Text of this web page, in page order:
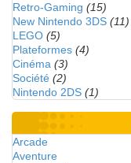
Retro-Gaming (15)
New Nintendo 3DS (11)
LEGO (5)
Plateformes (4)
Cinéma (3)
Société (2)
Nintendo 2DS (1)
Arcade
Aventure